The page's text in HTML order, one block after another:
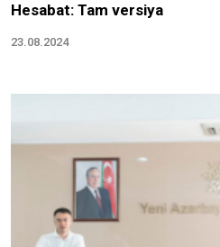
Hesabat: Tam versiya
23.08.2024